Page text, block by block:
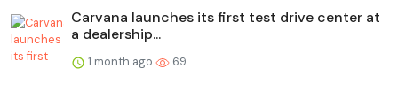
Carvana launches its first test drive center at
a dealership...
1 month ago 69